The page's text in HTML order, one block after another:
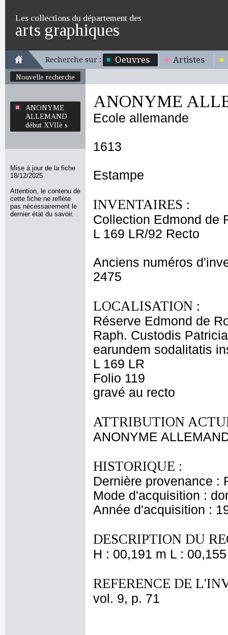
Les collections du département des
arts graphiques
Recherche sur : Oeuvres Artistes
Nouvelle recherche
ANONYME
ALLEMAND
début XVIIè s
Mise à jour de la fiche
18/12/2025
Attention, le contenu de
cette fiche ne reflète
pas nécessairement le
dernier état du savoir.
ANONYME
Ecole allemande
1613
Estampe
INVENTAIRES :
Collection Edmond de
L 169 LR/92 Recto
Anciens numéros
2475
LOCALISATION :
Réserve Edmond de
Raph. Custodis
earundem sodalitatis
L 169 LR
Folio 119
gravé au recto
ATTRIBUTION
ANONYME
HISTORIQUE :
Dernière provenance :
Mode d'acquisition :
Année d'acquisition :
DESCRIPTION DU
H : 00,191 m L :
REFERENCE DE
vol. 9, p. 71